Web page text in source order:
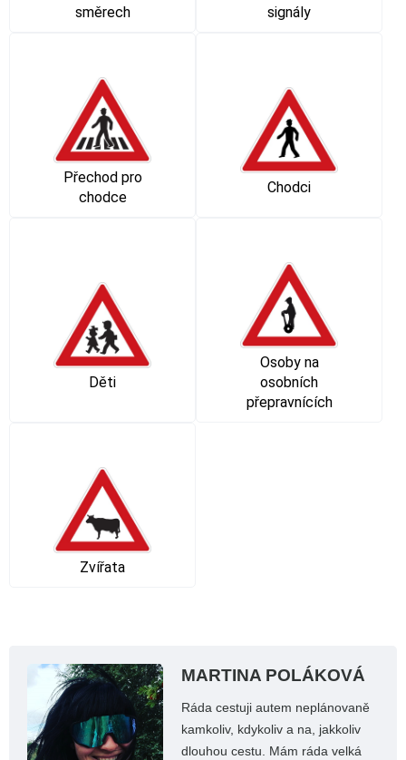
směrech
signály
Přechod pro
chodce
Chodci
Děti
Osoby na
osobních
přepravnících
Zvířata
MARTINA POLÁKOVÁ
Ráda cestuji autem neplánovaně
kamkoliv, kdykoliv a na, jakkoliv
dlouhou cestu. Mám ráda velká